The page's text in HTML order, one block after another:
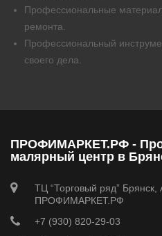
Профессиональные
ремонта.
Профессиональный
своего дела.
ПРОФИМАРКЕТ.РФ -
малярный центр в
ТЦ “Торговый ряд”
ПРОФИМАРКЕТ.РФ
+7 (930) 820-29-03